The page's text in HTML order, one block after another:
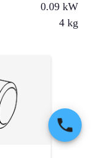
0.09 kW
4 kg